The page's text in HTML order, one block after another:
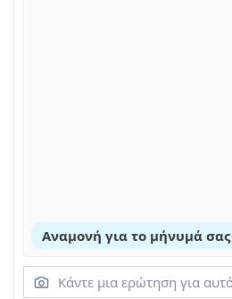
Αναμονή για το μήνυμά σας